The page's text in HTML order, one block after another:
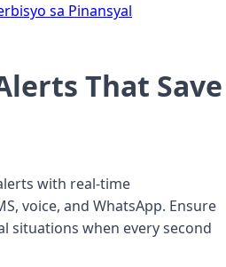
sa Pinansyal
That Save
with real-time
voice, and WhatsApp. Ensure
situations when every second